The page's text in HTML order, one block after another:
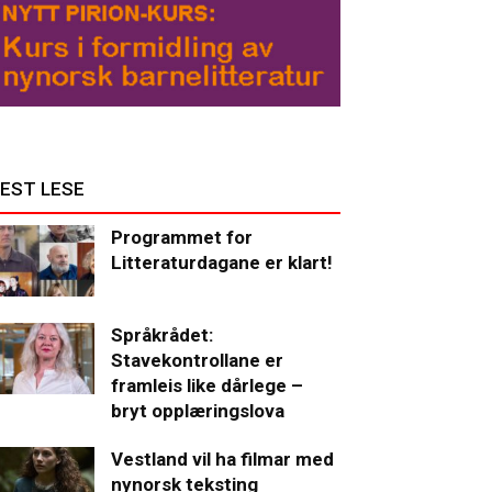
LESE
Programmet for
Litteraturdagane er klart!
Språkrådet:
Stavekontrollane er
framleis like dårlege –
bryt opplæringslova
Vestland vil ha filmar med
nynorsk teksting